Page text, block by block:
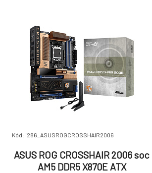
Kód: i286_ASUSROGCROSSHAIR2006
ASUS ROG CROSSHAIR 2006 soc
AM5 DDR5 X870E ATX